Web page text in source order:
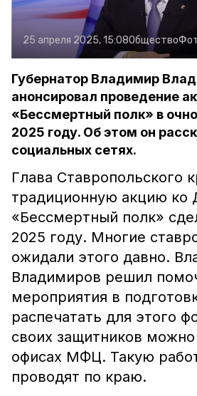
25 апреля 2025, 15:08Общество
Губернатор Владимир
анонсировал проведение
«Бессмертный полк» в
2025 году. Об этом он
социальных сетях.
Глава Ставропольского
традиционную акцию
«Бессмертный полк»
2025 году. Многие
ожидали этого давно.
Владимиров решил
мероприятия в
распечатать для этого
своих защитников можно
офисах МФЦ. Такую
проводят по краю.